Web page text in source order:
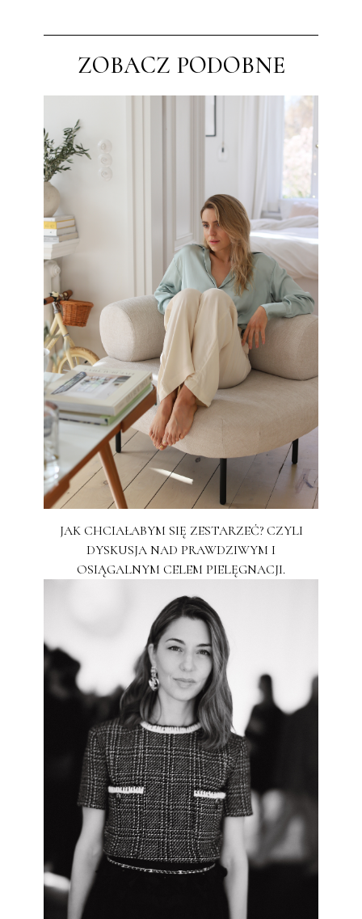
ZOBACZ PODOBNE
JAK CHCIAŁABYM SIĘ ZESTARZEĆ? CZYLI
DYSKUSJA NAD PRAWDZIWYM I
OSIĄGALNYM CELEM PIELĘGNACJI.